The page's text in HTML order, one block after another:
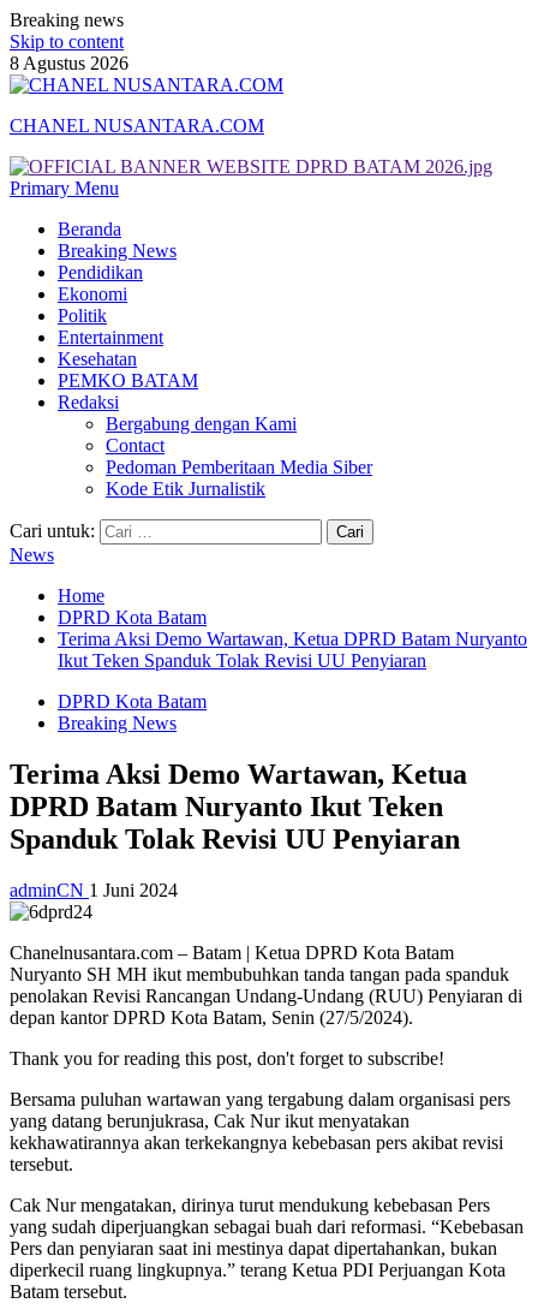
Breaking news
Skip to content
8 Agustus 2026
CHANEL NUSANTARA.COM
Primary Menu
Beranda
Breaking News
Pendidikan
Ekonomi
Politik
Entertainment
Kesehatan
PEMKO BATAM
Redaksi
Bergabung dengan Kami
Contact
Pedoman Pemberitaan Media Siber
Kode Etik Jurnalistik
Cari untuk:
News
Home
DPRD Kota Batam
Terima Aksi Demo Wartawan, Ketua DPRD Batam Nuryanto
Ikut Teken Spanduk Tolak Revisi UU Penyiaran
DPRD Kota Batam
Breaking News
Terima Aksi Demo Wartawan, Ketua
DPRD Batam Nuryanto Ikut Teken
Spanduk Tolak Revisi UU Penyiaran
adminCN 1 Juni 2024
Chanelnusantara.com – Batam | Ketua DPRD Kota Batam
Nuryanto SH MH ikut membubuhkan tanda tangan pada spanduk
penolakan Revisi Rancangan Undang-Undang (RUU) Penyiaran di
depan kantor DPRD Kota Batam, Senin (27/5/2024).
Thank you for reading this post, don't forget to subscribe!
Bersama puluhan wartawan yang tergabung dalam organisasi pers
yang datang berunjukrasa, Cak Nur ikut menyatakan
kekhawatirannya akan terkekangnya kebebasan pers akibat revisi
tersebut.
Cak Nur mengatakan, dirinya turut mendukung kebebasan Pers
yang sudah diperjuangkan sebagai buah dari reformasi. “Kebebasan
Pers dan penyiaran saat ini mestinya dapat dipertahankan, bukan
diperkecil ruang lingkupnya.” terang Ketua PDI Perjuangan Kota
Batam tersebut.